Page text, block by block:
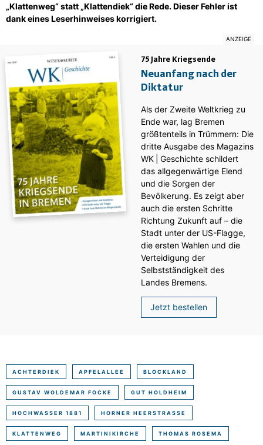
„Klattenweg“ statt „Klattendiek“ die Rede. Dieser Fehler ist
dank eines Leserhinweises korrigiert.
75 Jahre Kriegsende
Neuanfang nach der
Diktatur
Als der Zweite Weltkrieg zu
Ende war, lag Bremen
größtenteils in Trümmern: Die
dritte Ausgabe des ­Magazins
WK | Geschichte schildert
das allgegenwärtige Elend
und die Sorgen der
Bevölkerung. Es zeigt aber
auch die ersten Schritte
Richtung Zukunft auf – die
Stadt unter der US-Flagge,
die ersten Wahlen und die
Verteidigung der
Selbstständigkeit des
Landes Bremens.
Jetzt bestellen
ACHTERDIEK APFELALLEE BLOCKLAND
GUSTAV WOLDEMAR FOCKE GUT HOLDHEIM
HOCHWASSER 1881 HORNER HEERSTRASSE
KLATTENWEG MARTINIKIRCHE THOMAS ROSEMA